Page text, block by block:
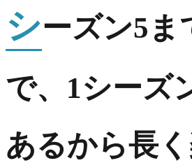
シーズン5ま
で、1シーズ
あるから長